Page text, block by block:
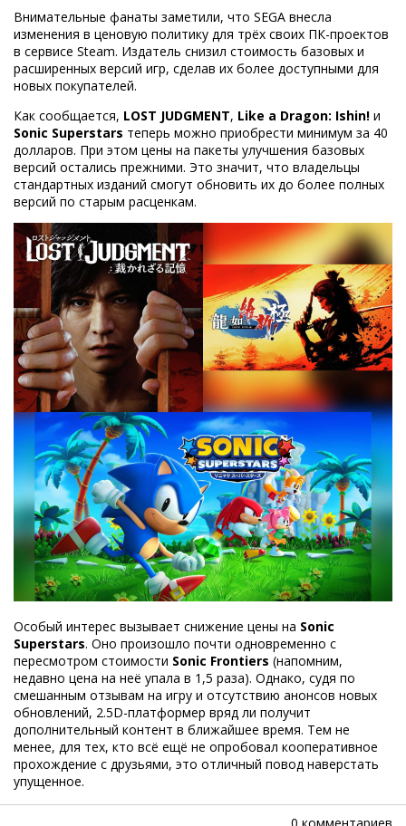
Внимательные фанаты заметили, что SEGA внесла
изменения в ценовую политику для трёх своих ПК-проектов
в сервисе Steam. Издатель снизил стоимость базовых и
расширенных версий игр, сделав их более доступными для
новых покупателей.
Как сообщается, LOST JUDGMENT, Like a Dragon: Ishin! и
Sonic Superstars теперь можно приобрести минимум за 40
долларов. При этом цены на пакеты улучшения базовых
версий остались прежними. Это значит, что владельцы
стандартных изданий смогут обновить их до более полных
версий по старым расценкам.
Особый интерес вызывает снижение цены на Sonic
Superstars. Оно произошло почти одновременно с
пересмотром стоимости Sonic Frontiers (напомним,
недавно цена на неё упала в 1,5 раза). Однако, судя по
смешанным отзывам на игру и отсутствию анонсов новых
обновлений, 2.5D-платформер вряд ли получит
дополнительный контент в ближайшее время. Тем не
менее, для тех, кто всё ещё не опробовал кооперативное
прохождение с друзьями, это отличный повод наверстать
упущенное.